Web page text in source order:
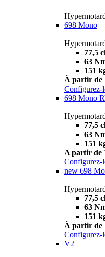
698 Mono
77,5
63
151
À partir de
Configurez-
698 Mono
77,5
63
151
A partir de
Configurez-
new 698
77,5
63
151
À partir de
Configurez-
V2